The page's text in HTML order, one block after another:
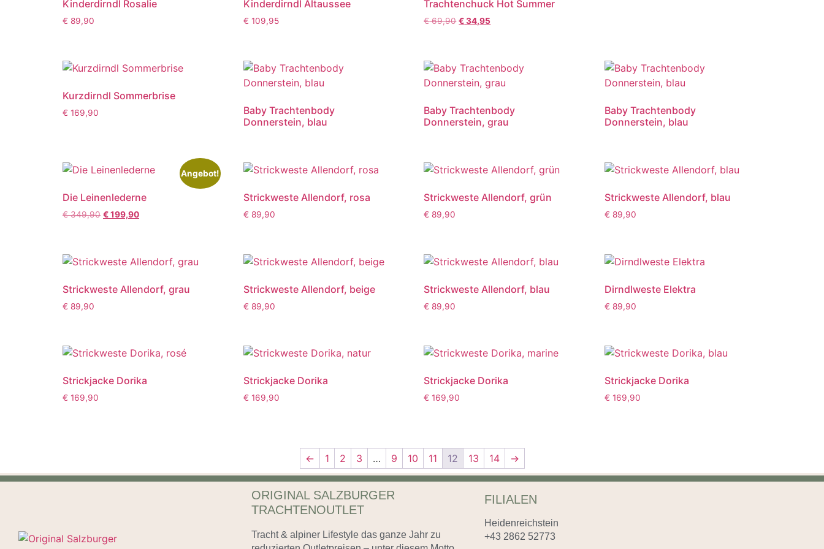
Kinderdirndl Rosalie
€ 89,90
Kinderdirndl Altaussee
€ 109,95
Trachtenchuck Hot Summer
€69,90 €34,95
Kurzdirndl Sommerbrise
€ 169,90
Baby Trachtenbody
Donnerstein, blau
Baby Trachtenbody
Donnerstein, grau
Baby Trachtenbody
Donnerstein, blau
Angebot!
Die Leinenlederne
€349,90 €199,90
Strickweste Allendorf, rosa
€ 89,90
Strickweste Allendorf, grün
€ 89,90
Strickweste Allendorf, blau
€ 89,90
Strickweste Allendorf, grau
€ 89,90
Strickweste Allendorf, beige
€ 89,90
Strickweste Allendorf, blau
€ 89,90
Dirndlweste Elektra
€ 89,90
Strickjacke Dorika
€ 169,90
Strickjacke Dorika
€ 169,90
Strickjacke Dorika
€ 169,90
Strickjacke Dorika
€ 169,90
← 1 2 3 … 9 10 11 12 13 14 →
ORIGINAL SALZBURGER
TRACHTENOUTLET
Tracht & alpiner Lifestyle das ganze Jahr zu
FILIALEN
Heidenreichstein
+43 2862 52773